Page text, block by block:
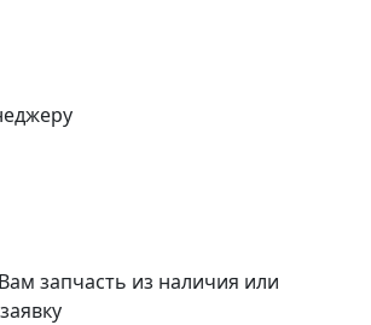
запчасть из наличия или